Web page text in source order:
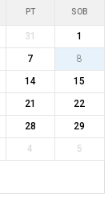
PT SOB
31
1
7
8
14
15
21
22
28
29
4 5